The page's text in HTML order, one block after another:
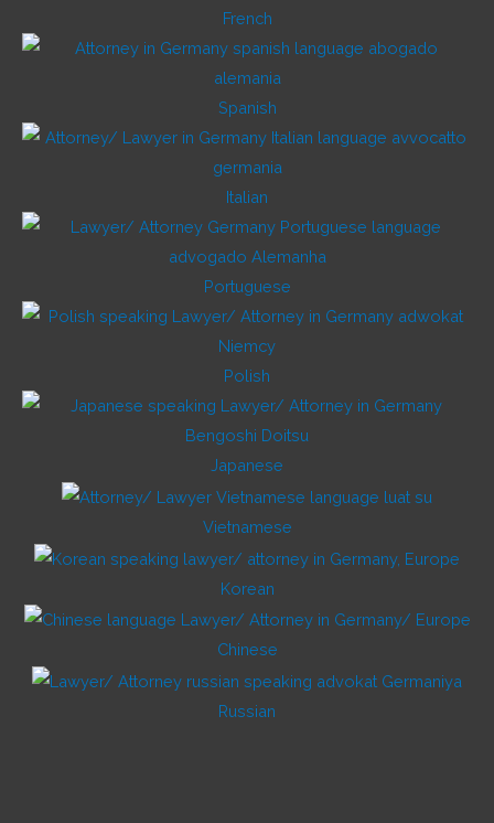
French
Spanish
Italian
Portuguese
Polish
Japanese
Vietnamese
Korean
Chinese
Russian